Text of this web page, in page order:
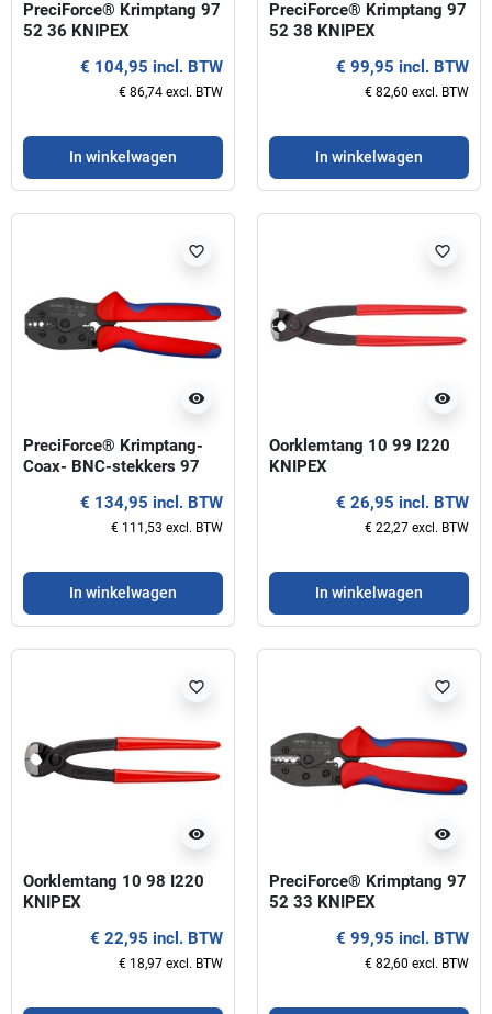
PreciForce® Krimptang 97
52 36 KNIPEX
€ 104,95 incl. BTW
€ 86,74 excl. BTW
In winkelwagen
PreciForce® Krimptang 97
52 38 KNIPEX
€ 99,95 incl. BTW
€ 82,60 excl. BTW
In winkelwagen
visibility
favorite_border
PreciForce® Krimptang-
Coax- BNC-stekkers 97
€ 134,95 incl. BTW
€ 111,53 excl. BTW
In winkelwagen
visibility
favorite_border
Oorklemtang 10 99 I220
KNIPEX
€ 26,95 incl. BTW
€ 22,27 excl. BTW
In winkelwagen
visibility
favorite_border
Oorklemtang 10 98 I220
KNIPEX
€ 22,95 incl. BTW
€ 18,97 excl. BTW
visibility
favorite_border
PreciForce® Krimptang 97
52 33 KNIPEX
€ 99,95 incl. BTW
€ 82,60 excl. BTW